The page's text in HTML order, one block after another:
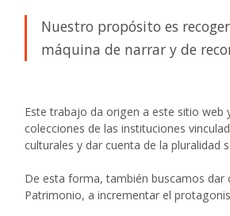
Nuestro propósito es
máquina de narrar y de
Este trabajo da origen a este sitio
colecciones de las instituciones
culturales y dar cuenta de la pluralidad
De esta forma, también buscamos dar
Patrimonio, a incrementar el